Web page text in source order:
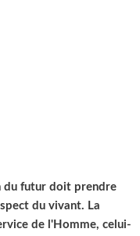
du futur doit prendre
du vivant. La
de l'Homme, celui-